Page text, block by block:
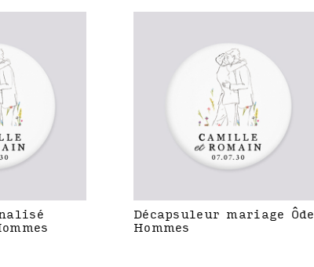
Décapsuleur mariage Ôde
Hommes